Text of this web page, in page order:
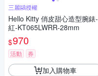
三麗鷗授權
Hello Kitty 俏皮甜心造型腕錶-
紅-KT065LWRR-28mm
$970
活動 券
加入購物車